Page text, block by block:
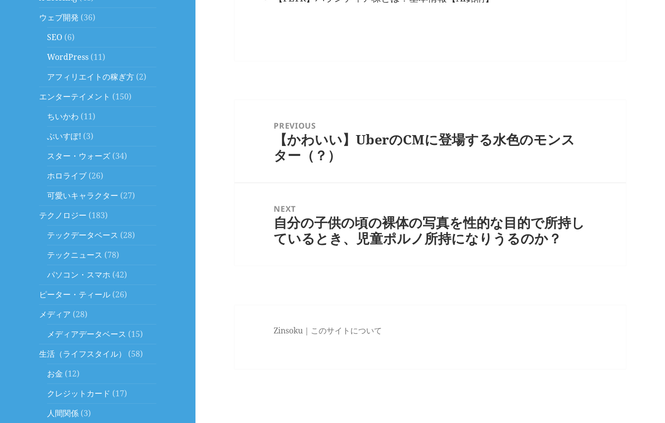
ウェブ開発 (36)
SEO (6)
WordPress (11)
アフィリエイトの稼ぎ方 (2)
エンターテイメント (150)
ちいかわ (11)
ぶいすぽ! (3)
スター・ウォーズ (34)
ホロライブ (26)
可愛いキャラクター (27)
テクノロジー (183)
テックデータベース (28)
テックニュース (78)
パソコン・スマホ (42)
ピーター・ティール (26)
メディア (28)
メディアデータベース (15)
生活（ライフスタイル）
(58)
お金 (12)
クレジットカード (17)
人間関係 (3)
PREVIOUS
Previous
post:
【かわいい】UberのCMに登場する水色のモンス
ター（？）
NEXT
Next
post:
自分の子供の頃の裸体の写真を性的な目的で所持し
ているとき、児童ポルノ所持になりうるのか？
Zinsoku｜ このサイトについて